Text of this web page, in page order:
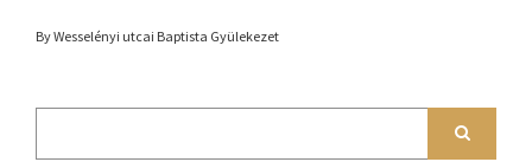
By Wesselényi utcai Baptista Gyülekezet